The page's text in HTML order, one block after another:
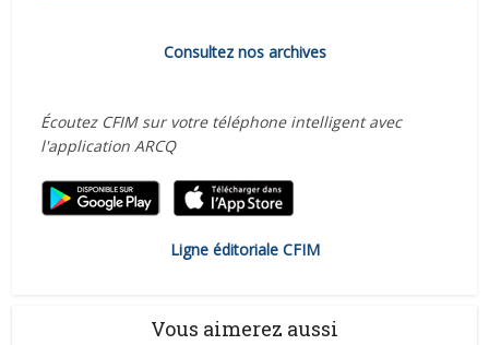
Consultez nos archives
Écoutez CFIM sur votre téléphone intelligent avec
l'application ARCQ
Ligne éditoriale CFIM
Vous aimerez aussi